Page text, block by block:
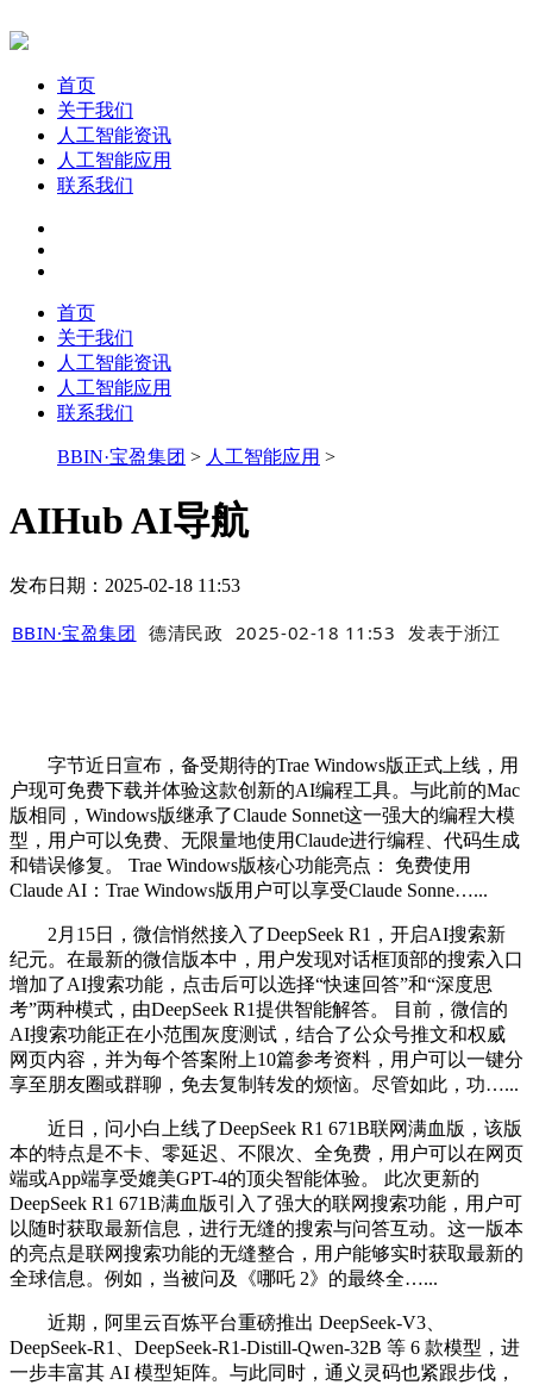
首页
关于我们
人工智能资讯
人工智能应用
联系我们
首页
关于我们
人工智能资讯
人工智能应用
联系我们
BBIN·宝盈集团 > 人工智能应用 >
AIHub AI导航
发布日期：2025-02-18 11:53
BBIN·宝盈集团 德清民政 2025-02-18 11:53 发表于浙江
字节近日宣布，备受期待的Trae Windows版正式上线，用
户现可免费下载并体验这款创新的AI编程工具。与此前的Mac
版相同，Windows版继承了Claude Sonnet这一强大的编程大模
型，用户可以免费、无限量地使用Claude进行编程、代码生成
和错误修复。 Trae Windows版核心功能亮点： 免费使用
Claude AI：Trae Windows版用户可以享受Claude Sonne…...
2月15日，微信悄然接入了DeepSeek R1，开启AI搜索新
纪元。在最新的微信版本中，用户发现对话框顶部的搜索入口
增加了AI搜索功能，点击后可以选择“快速回答”和“深度思
考”两种模式，由DeepSeek R1提供智能解答。 目前，微信的
AI搜索功能正在小范围灰度测试，结合了公众号推文和权威
网页内容，并为每个答案附上10篇参考资料，用户可以一键分
享至朋友圈或群聊，免去复制转发的烦恼。尽管如此，功…...
近日，问小白上线了DeepSeek R1 671B联网满血版，该版
本的特点是不卡、零延迟、不限次、全免费，用户可以在网页
端或App端享受媲美GPT-4的顶尖智能体验。 此次更新的
DeepSeek R1 671B满血版引入了强大的联网搜索功能，用户可
以随时获取最新信息，进行无缝的搜索与问答互动。这一版本
的亮点是联网搜索功能的无缝整合，用户能够实时获取最新的
全球信息。例如，当被问及《哪吒 2》的最终全…...
近期，阿里云百炼平台重磅推出 DeepSeek-V3、
DeepSeek-R1、DeepSeek-R1-Distill-Qwen-32B 等 6 款模型，进
一步丰富其 AI 模型矩阵。与此同时，通义灵码也紧跟步伐，